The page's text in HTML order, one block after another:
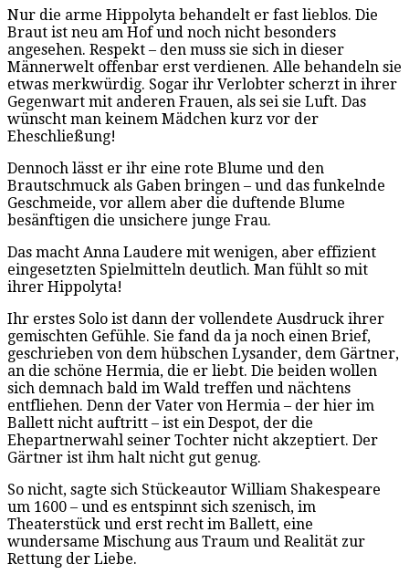
Nur die arme Hippolyta behandelt er fast lieblos. Die
Braut ist neu am Hof und noch nicht besonders
angesehen. Respekt – den muss sie sich in dieser
Männerwelt offenbar erst verdienen. Alle behandeln sie
etwas merkwürdig. Sogar ihr Verlobter scherzt in ihrer
Gegenwart mit anderen Frauen, als sei sie Luft. Das
wünscht man keinem Mädchen kurz vor der
Eheschließung!
Dennoch lässt er ihr eine rote Blume und den
Brautschmuck als Gaben bringen – und das funkelnde
Geschmeide, vor allem aber die duftende Blume
besänftigen die unsichere junge Frau.
Das macht Anna Laudere mit wenigen, aber effizient
eingesetzten Spielmitteln deutlich. Man fühlt so mit
ihrer Hippolyta!
Ihr erstes Solo ist dann der vollendete Ausdruck ihrer
gemischten Gefühle. Sie fand da ja noch einen Brief,
geschrieben von dem hübschen Lysander, dem Gärtner,
an die schöne Hermia, die er liebt. Die beiden wollen
sich demnach bald im Wald treffen und nächtens
entfliehen. Denn der Vater von Hermia – der hier im
Ballett nicht auftritt – ist ein Despot, der die
Ehepartnerwahl seiner Tochter nicht akzeptiert. Der
Gärtner ist ihm halt nicht gut genug.
So nicht, sagte sich Stückeautor William Shakespeare
um 1600 – und es entspinnt sich szenisch, im
Theaterstück und erst recht im Ballett, eine
wundersame Mischung aus Traum und Realität zur
Rettung der Liebe.